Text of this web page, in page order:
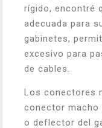
rígido, encontré
adecuada para
gabinetes,
excesivo para
de cables.
Los conectores
conector macho
o deflector del